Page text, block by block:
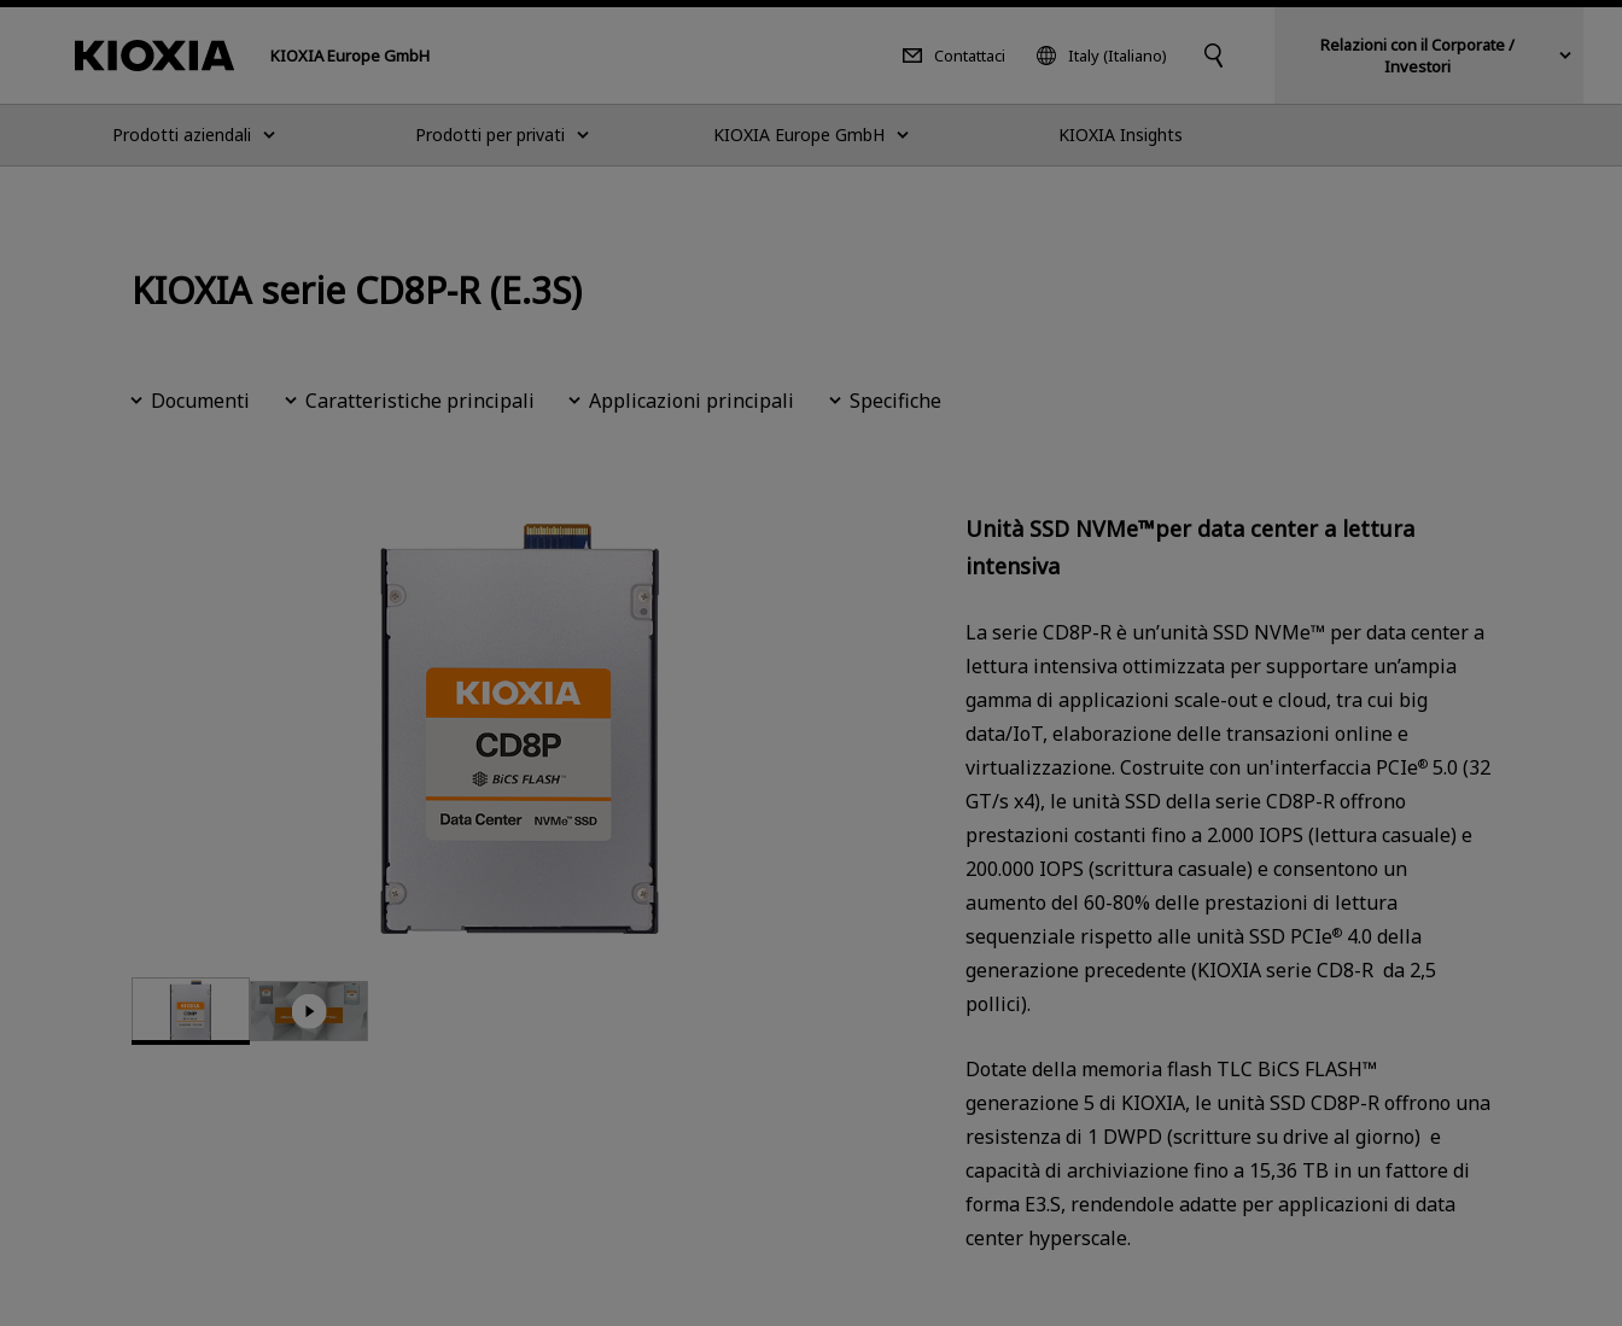
KIOXIA Europe GmbH Contattaci Italy (Italiano)
Relazioni con il Corporate /
Investori
Prodotti aziendali Prodotti per privati KIOXIA Europe GmbH KIOXIA Insights
KIOXIA serie CD8P-R (E.3S)
Documenti Caratteristiche principali Applicazioni principali Specifiche
Watch in video
Unità SSD NVMe™per data center a lettura
intensiva
La serie CD8P-R è un’unità SSD NVMe™ per data center a
lettura intensiva ottimizzata per supportare un’ampia
gamma di applicazioni scale-out e cloud, tra cui big
data/IoT, elaborazione delle transazioni online e
virtualizzazione. Costruite con un'interfaccia PCIe® 5.0 (32
GT/s x4), le unità SSD della serie CD8P-R offrono
prestazioni costanti fino a 2.000 IOPS (lettura casuale) e
200.000 IOPS (scrittura casuale) e consentono un
aumento del 60-80% delle prestazioni di lettura
sequenziale rispetto alle unità SSD PCIe® 4.0 della
generazione precedente (KIOXIA serie CD8-R da 2,5
pollici).
Dotate della memoria flash TLC BiCS FLASH™
generazione 5 di KIOXIA, le unità SSD CD8P-R offrono una
resistenza di 1 DWPD (scritture su drive al giorno) e
capacità di archiviazione fino a 15,36 TB in un fattore di
forma E3.S, rendendole adatte per applicazioni di data
center hyperscale.